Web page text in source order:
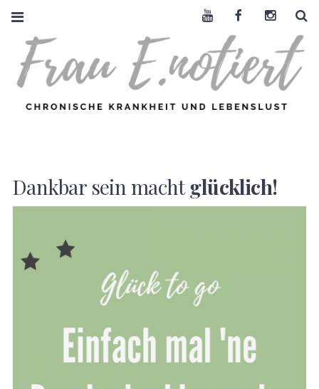
LEBENSLUST
Dankbar sein machtglücklich!
Youtube Facebook